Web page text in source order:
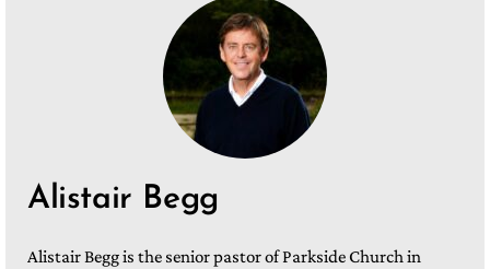
Alistair Begg
Alistair Begg is the senior pastor of Parkside Church in